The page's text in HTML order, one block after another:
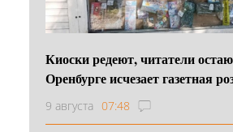
Киоски редеют, читатели
Оренбурге исчезает газетная
9 августа 07:48